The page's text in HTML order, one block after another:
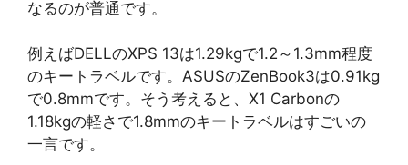
なるのが普通です。
例えばDELLのXPS 13は1.29kgで1.2～1.3mm程度
のキートラベルです。ASUSのZenBook3は0.91kg
で0.8mmです。そう考えると、X1 Carbonの
1.18kgの軽さで1.8mmのキートラベルはすごいの
一言です。